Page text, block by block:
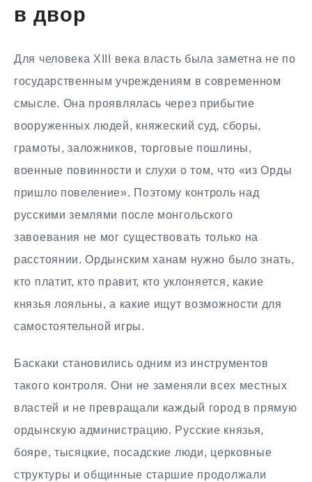
в двор
Для человека XIII века власть была заметна не по
государственным учреждениям в современном
смысле. Она проявлялась через прибытие
вооруженных людей, княжеский суд, сборы,
грамоты, заложников, торговые пошлины,
военные повинности и слухи о том, что «из Орды
пришло повеление». Поэтому контроль над
русскими землями после монгольского
завоевания не мог существовать только на
расстоянии. Ордынским ханам нужно было знать,
кто платит, кто правит, кто уклоняется, какие
князья лояльны, а какие ищут возможности для
самостоятельной игры.
Баскаки становились одним из инструментов
такого контроля. Они не заменяли всех местных
властей и не превращали каждый город в прямую
ордынскую администрацию. Русские князья,
бояре, тысяцкие, посадские люди, церковные
структуры и общинные старшие продолжали